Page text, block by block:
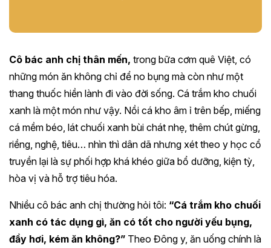
Cô bác anh chị thân mến, trong bữa cơm quê Việt, có
những món ăn không chỉ để no bụng mà còn như một
thang thuốc hiền lành đi vào đời sống. Cá trắm kho chuối
xanh là một món như vậy. Nồi cá kho âm ỉ trên bếp, miếng
cá mềm béo, lát chuối xanh bùi chát nhẹ, thêm chút gừng,
riềng, nghệ, tiêu… nhìn thì dân dã nhưng xét theo y học cổ
truyền lại là sự phối hợp khá khéo giữa bổ dưỡng, kiện tỳ,
hòa vị và hỗ trợ tiêu hóa.
Nhiều cô bác anh chị thường hỏi tôi: “Cá trắm kho chuối
xanh có tác dụng gì, ăn có tốt cho người yếu bụng,
đầy hơi, kém ăn không?” Theo Đông y, ăn uống chính là